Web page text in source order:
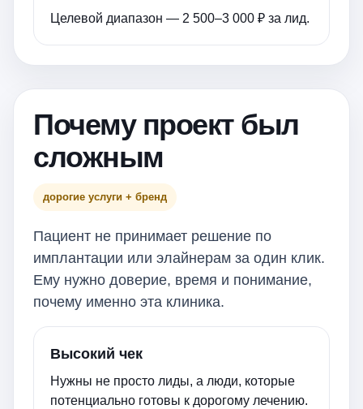
Целевой диапазон — 2 500–3 000 ₽ за лид.
Почему проект был
сложным
дорогие услуги + бренд
Пациент не принимает решение по
имплантации или элайнерам за один клик.
Ему нужно доверие, время и понимание,
почему именно эта клиника.
Высокий чек
Нужны не просто лиды, а люди, которые
потенциально готовы к дорогому лечению.